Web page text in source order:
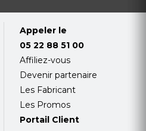
Appeler le
05 22 88 51 00
Affiliez-vous
Devenir partenaire
Les Fabricant
Les Promos
Portail Client